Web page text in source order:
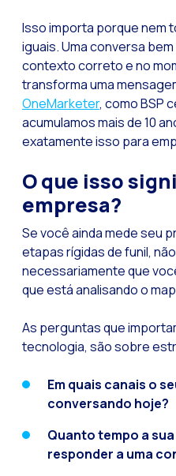
Isso importa porque nem
iguais. Uma conversa
contexto correto e no
transforma uma
OneMarketer, como BSP
acumulamos mais de 10
exatamente isso para
O que isso
empresa?
Se você ainda mede seu
etapas rígidas de funil,
necessariamente que
que está analisando o
As perguntas que
tecnologia, são sobre
Em quais canais o
conversando hoje?
Quanto tempo a
responder a uma